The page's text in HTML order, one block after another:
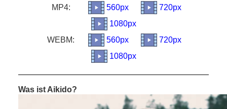
MP4:
560px
720px
1080px
WEBM:
560px
720px
1080px
Was ist Aikido?